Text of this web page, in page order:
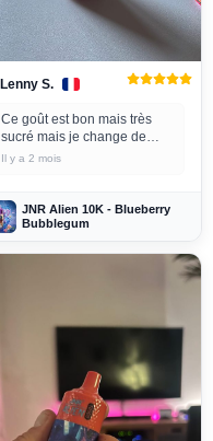
Lenny S.
Ce goût est bon mais très
sucré mais je change de
temps en temps car à la fin
Il y a 2 mois
JNR Alien 10K - Blueberry
Bubblegum